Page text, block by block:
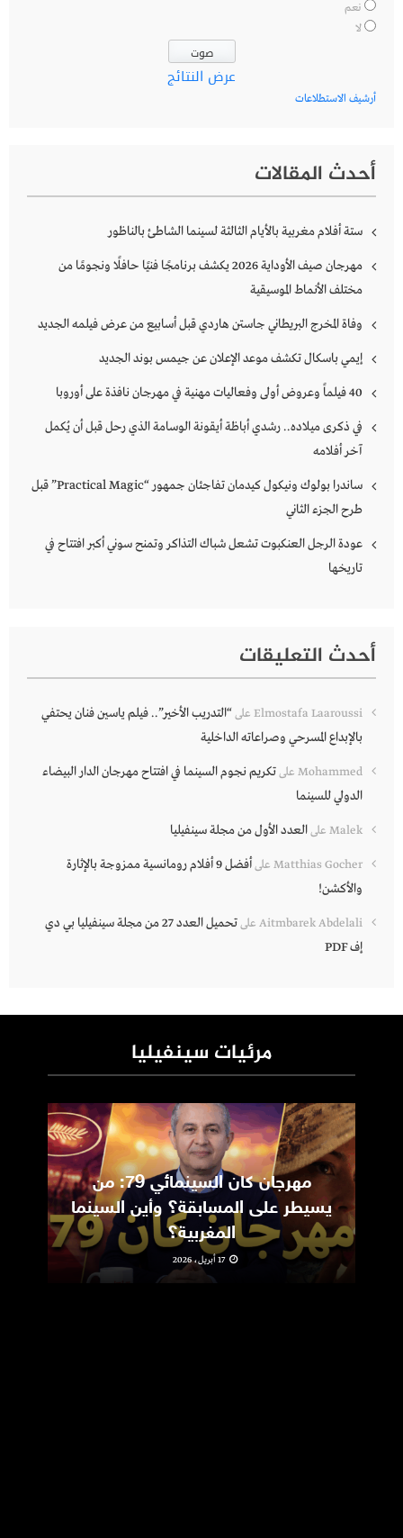
نعم
لا
عرض النتائج
أرشيف الاستطلاعات
أحدث المقالات
ستة أفلام مغربية بالأيام الثالثة لسينما الشاطئ بالناظور
مهرجان صيف الأوداية 2026 يكشف برنامجًا فنيًا حافلًا ونجومًا من
مختلف الأنماط الموسيقية
وفاة المخرج البريطاني جاستن هاردي قبل أسابيع من عرض فيلمه الجديد
إيمي باسكال تكشف موعد الإعلان عن جيمس بوند الجديد
40 فيلماً وعروض أولى وفعاليات مهنية في مهرجان نافذة على أوروبا
في ذكرى ميلاده.. رشدي أباظة أيقونة الوسامة الذي رحل قبل أن يُكمل
آخر أفلامه
ساندرا بولوك ونيكول كيدمان تفاجئان جمهور “Practical Magic” قبل
طرح الجزء الثاني
عودة الرجل العنكبوت تشعل شباك التذاكر وتمنح سوني أكبر افتتاح في
تاريخها
أحدث التعليقات
Elmostafa Laaroussi على“التدريب الأخير”.. فيلم ياسين فنان يحتفي
بالإبداع المسرحي وصراعاته الداخلية
Mohammed علىتكريم نجوم السينما في افتتاح مهرجان الدار البيضاء
الدولي للسينما
Malek علىالعدد الأول من مجلة سينفيليا
Matthias Gocher على
أفضل 9 أفلام رومانسية ممزوجة بالإثارة
والأكشن!
Aitmbarek Abdelali على
تحميل العدد 27 من مجلة سينفيليا بي دي
إف PDF
مرئيات سينفيليا
مهرجان كان السينمائي 79: من
يسيطر على المسابقة؟ وأين السينما
المغربية؟
17 أبريل، 2026